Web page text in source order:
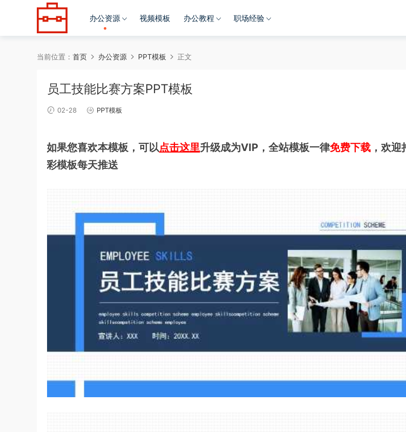
办公资源 视频模板 办公教程 职场经验
当前位置： 首页 办公资源 PPT模板 正文
员工技能比赛方案PPT模板
02-28 PPT模板
如果您喜欢本模板，可以点击这里升级成为VIP，全站模板一律免费下载 ，欢
彩模板每天推送